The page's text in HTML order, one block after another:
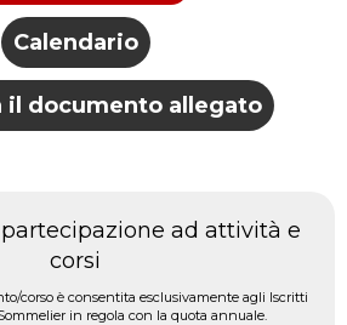
Calendario
il documento allegato
ad attività e
corsi
corso è consentita esclusivamente agli Iscritti
in regola con la quota annuale.